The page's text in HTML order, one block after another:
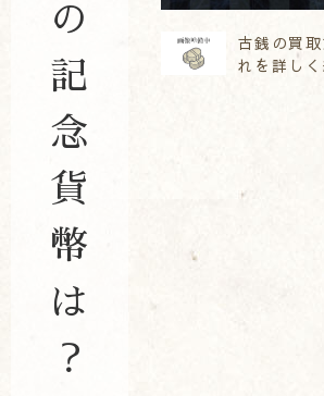
の
記
念
貨
幣
は
？
古銭の買
れを詳し